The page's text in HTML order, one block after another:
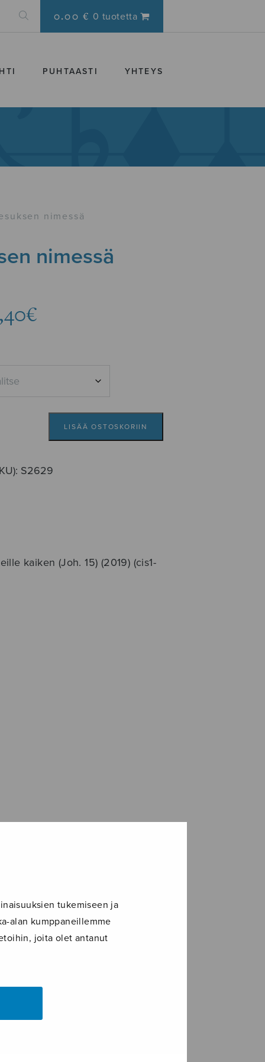
tukemiseen ja
alan kumppaneillemme
joita olet antanut
0.00 € 0 tuotetta
PUHTAASTI YHTEYS
nimessä
nimessä
€
LISÄÄ OSTOSKORIIN
S2629
kaiken (Joh. 15) (2019) (cis1-